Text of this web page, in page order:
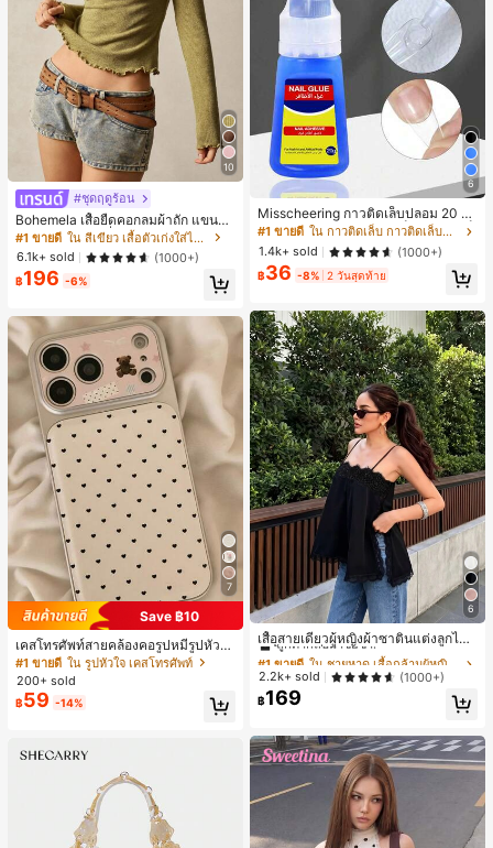
10
#ชุดฤดูร้อน
Bohemela เสื้อยืดคอกลมผ้าถัก แขนยา
ว สีเรียบ ใช้งานทั่วไป สำหรับผู้หญิง
#1 ขายดี
ใน สีเขียว เสื้อตัวเก่งใส่ได้ทุกวัน
6.1k+ sold
(1000+)
฿196 -6%
7
Save ฿10
เคสโทรศัพท์สายคล้องคอรูปหมีรูปหัวใจ
สำหรับ 17 Pro Max สไตล์มินิมอลเกาห
ลีสำหรับผู้หญิง ใช้ได้กับ 16/15/14 Pro
เคสแข็งกันกระแทกแบบเต็มตัว
#1 ขายดี ใน รูปหัวใจ เคสโทรศัพท์
200+ sold
฿59 -14%
6
Misscheering กาวติดเล็บปลอม 20 กรั
ม แรงยึดสูง เจลสติกเกอร์เล็บนุ่ม แห้งเร็
ว เหมาะสำหรับผู้เริ่มต้นทำเล็บ ติดทนน
าน
#1 ขายดี
ใน กาวติดเล็บ กาวติดเล็บและสารยึดติด
1.4k+ sold
(1000+)
฿36 -8% 2 วันสุดท้าย
6
เสื้อสายเดี่ยวผู้หญิงผ้าซาตินแต่งลูกไม้
- เสื้อสายเดี่ยวฤดูร้อนสีขากีมีรอยผ่าด้า
นข้างที่น่าดึงดูด ลำลองสีดำ สำหรับเธอ
#1 ขายดี
ใน ชายหาด เสื้อกล้ามผู้หญิง & Camis
ลูกค้ากลับมาซื้อซ้ำ!
#1 ขายดี
ลูกค้ากลับมาซื้อซ้ำ!
#1 ขายดี
ลูกค้ากลับมาซื้อซ้ำ!
#1 ขายดี
ใน ชายหาด เสื้อกล้ามผู้หญิง & Camis
2.2k+ sold (1000+)
฿169